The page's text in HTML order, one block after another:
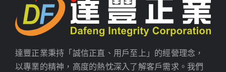
達豐正業秉持「誠信正直、用戶至上」的經營理念，
以專業的精神，高度的熱忱深入了解客戶需求。我們